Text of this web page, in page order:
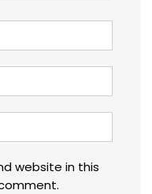
website in this